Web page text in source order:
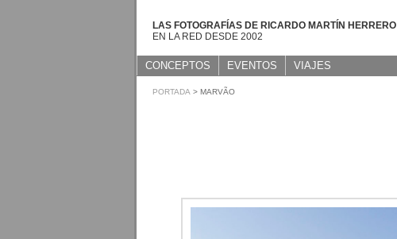
LAS FOTOGRAFÍAS DE RICARDO MARTÍN HERRERO
EN LA RED DESDE 2002
CONCEPTOS EVENTOS VIAJES
PORTADA > MARVÃO